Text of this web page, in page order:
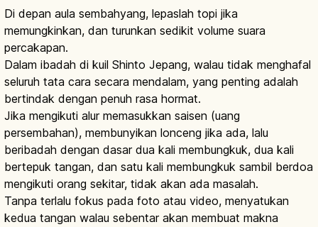
Di depan aula sembahyang, lepaslah topi jika
memungkinkan, dan turunkan sedikit volume suara
percakapan.
Dalam ibadah di kuil Shinto Jepang, walau tidak menghafal
seluruh tata cara secara mendalam, yang penting adalah
bertindak dengan penuh rasa hormat.
Jika mengikuti alur memasukkan saisen (uang
persembahan), membunyikan lonceng jika ada, lalu
beribadah dengan dasar dua kali membungkuk, dua kali
bertepuk tangan, dan satu kali membungkuk sambil berdoa
mengikuti orang sekitar, tidak akan ada masalah.
Tanpa terlalu fokus pada foto atau video, menyatukan
kedua tangan walau sebentar akan membuat makna